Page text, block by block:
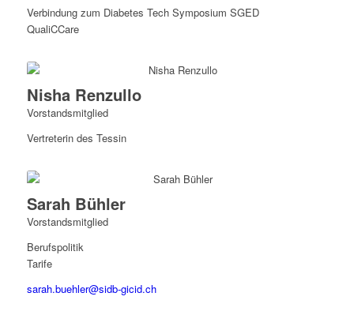
Verbindung zum Diabetes Tech Symposium SGED
QualiCCare
Nisha Renzullo
Vorstandsmitglied
Vertreterin des Tessin
Sarah Bühler
Vorstandsmitglied
Berufspolitik
Tarife
sarah.buehler@sidb-gicid.ch